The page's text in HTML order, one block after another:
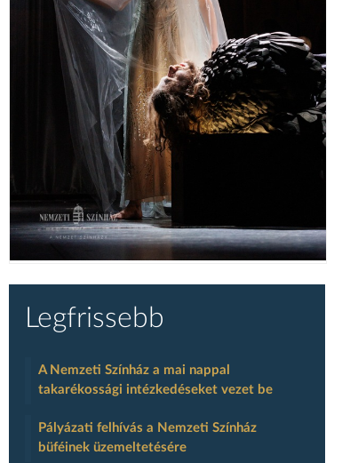
Legfrissebb
A Nemzeti Színház a mai nappal
takarékossági intézkedéseket vezet be
Pályázati felhívás a Nemzeti Színház
büféinek üzemeltetésére